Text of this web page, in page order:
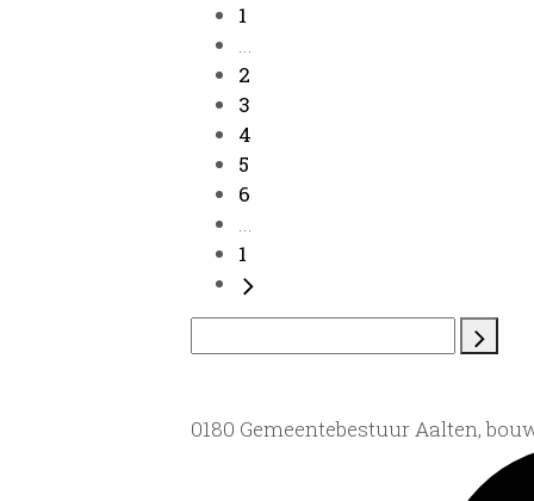
1
...
2
3
4
5
6
...
1
0180 Gemeentebestuur Aalten,